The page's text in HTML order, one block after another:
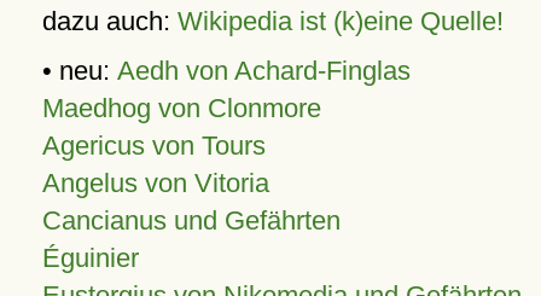
dazu auch: Wikipedia ist (k)eine Quelle!
• neu: Aedh von Achard-Finglas
Maedhog von Clonmore
Agericus von Tours
Angelus von Vitoria
Cancianus und Gefährten
Éguinier